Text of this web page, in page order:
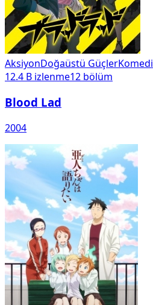
AksiyonDoğaüstü GüçlerKomedi
12.4 B izlenme12 bölüm
Blood Lad
2004